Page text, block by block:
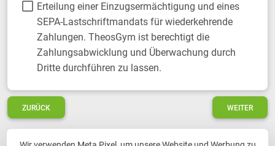
Erteilung einer Einzugsermächtigung und eines
SEPA-Lastschriftmandats für wiederkehrende
Zahlungen. TheosGym ist berechtigt die
Zahlungsabwicklung und Überwachung durch
Dritte durchführen zu lassen.
WEITER
ZURÜCK